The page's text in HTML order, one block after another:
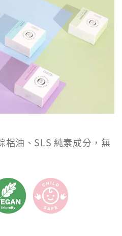
梠油、SLS 純素成分，無